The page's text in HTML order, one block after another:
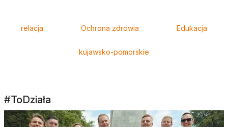
relacja Ochrona zdrowia Edukacja
kujawsko-pomorskie
#ToDziała